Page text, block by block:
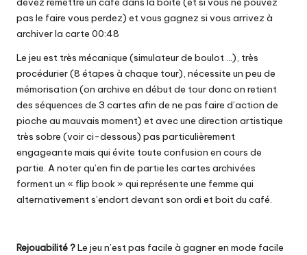
pas le faire vous perdez) et vous gagnez si vous arrivez à
archiver la carte 00:48
Le jeu est très mécanique (simulateur de boulot …), très
procédurier (8 étapes à chaque tour), nécessite un peu de
mémorisation (on archive en début de tour donc on retient
des séquences de 3 cartes afin de ne pas faire d’action de
pioche au mauvais moment) et avec une direction artistique
très sobre (voir ci-dessous) pas particulièrement
engageante mais qui évite toute confusion en cours de
partie. A noter qu’en fin de partie les cartes archivées
forment un « flip book » qui représente une femme qui
alternativement s’endort devant son ordi et boit du café.
Rejouabilité ?Le jeu n’est pas facile à gagner en mode facile